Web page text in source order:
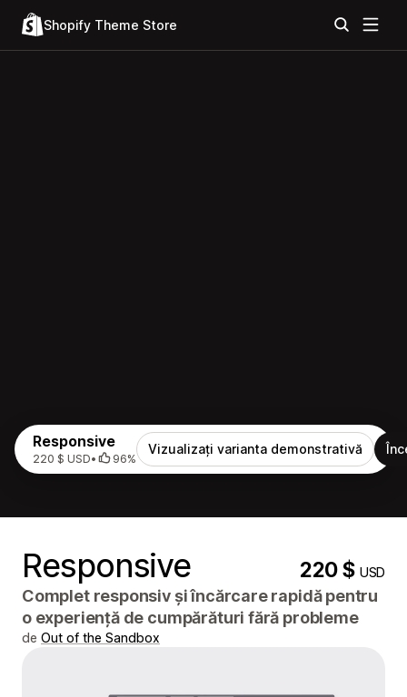
Shopify Theme Store
Responsive
220 $ USD• 96%
Vizualizați varianta demonstrativă
Responsive 220 $USD
Complet responsiv și încărcare rapidă pentru
o experiență de cumpărături fără probleme
de Out of the Sandbox